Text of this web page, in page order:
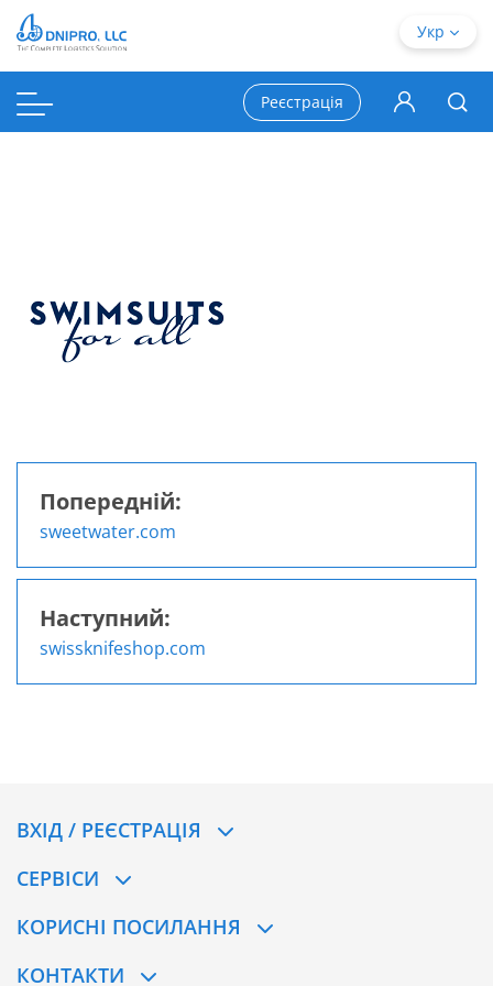
Навігація
записів
Попередній:
sweetwater.com
Наступний:
swissknifeshop.com
Укр
Реєстрація
ВХІД / РЕЄСТРАЦІЯ
CЕРВІСИ
КОРИСНІ ПОСИЛАННЯ
КОНТАКТИ